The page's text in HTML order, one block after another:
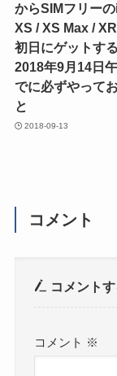
からSIMフリー
XS / XS Max /
初日にゲットする
2018年9月14日
でに必ずやって
と
2018-09-13
コメント
コメント
コメント ※